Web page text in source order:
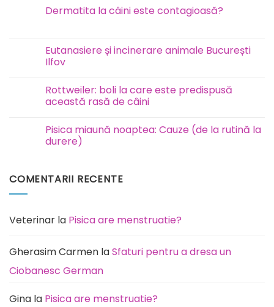
Test
FAVN
pisici
Dermatita la câini este contagioasă?
Dermatita
la
câini
Eutanasiere și incinerare animale București
Ilfov
la
Eutanasiere
și
București
Ilfov
Rottweiler: boli la care este predispusă
această rasă de câini
la
Rottweiler:
boli
predispusă
Pisica miaună noaptea: Cauze (de la rutină la
durere)
Pisica
la
rutină
COMENTARII RECENTE
Veterinar la Pisica are menstruatie?
Gherasim Carmen laSfaturi pentru a dresa un
Ciobanesc German
Gina la Pisica are menstruatie?